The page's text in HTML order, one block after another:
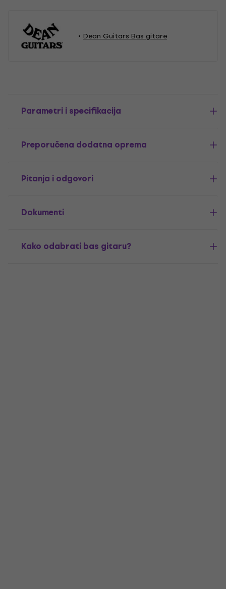
Dean Guitars Bas gitare
Parametri i specifikacija
Preporučena dodatna oprema
Pitanja i odgovori
Dokumenti
Kako odabrati bas gitaru?